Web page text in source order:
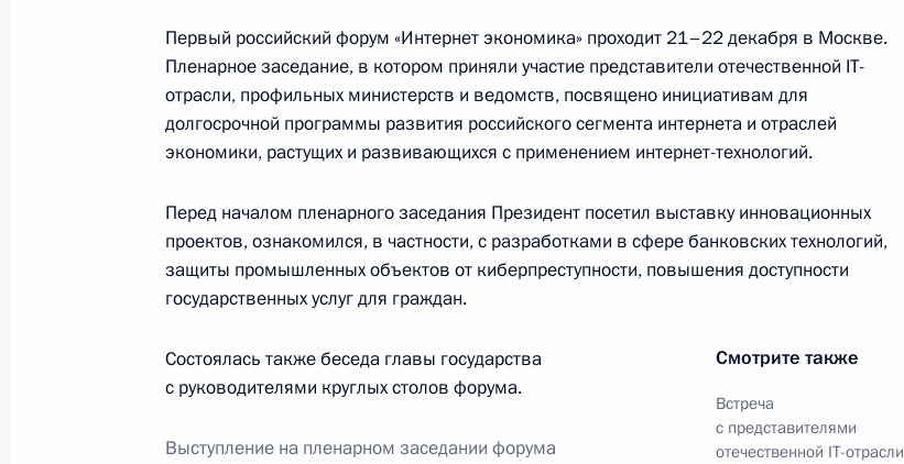
Внесены изменения в закон об электронной подписи
30 декабря 2015 года, 14:20
Первый российский форум «Интернет экономика»
22 декабря 2015 года, 15:30
Встреча с представителями отечественной IT-отрасли
Первый российский форум «Интернет экономика» проходит 21–22 декабря в Москве.
Пленарное заседание, в котором приняли участие представители отечественной IT-
отрасли, профильных министерств и ведомств, посвящено инициативам для
долгосрочной программы развития российского сегмента интернета и отраслей
экономики, растущих и развивающихся с применением интернет-технологий.
Перед началом пленарного заседания Президент посетил выставку инновационных
проектов, ознакомился, в частности, с разработками в сфере банковских технологий,
защиты промышленных объектов от киберпреступности, повышения доступности
государственных услуг для граждан.
Смотрите также
Встреча
с представителями
отечественной IT-отрасли
Состоялась также беседа главы государства
с руководителями круглых столов форума.
Выступление на пленарном заседании форума